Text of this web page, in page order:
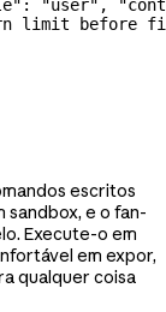
: "user" ,
limit before
escritos
sandbox, e o fan-
Execute-o em
em expor,
qualquer coisa